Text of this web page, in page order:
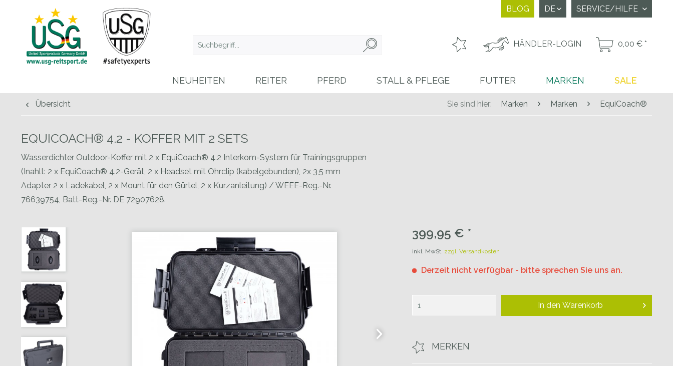
BLOG SERVICE/HILFE
HÄNDLER-LOGIN 0,00 € *
NEUHEITEN REITER PFERD STALL & PFLEGE FUTTER MARKEN SALE
Übersicht Sie sind hier: Marken Marken EquiCoach®
EQUICOACH® 4.2 - KOFFER MIT 2 SETS
Wasserdichter Outdoor-Koffer mit 2 x EquiCoach® 4.2 Interkom-System für Trainingsgruppen
(Inahlt: 2 x EquiCoach® 4.2-Gerät, 2 x Headset mit Ohrclip (kabelgebunden), 2x 3,5 mm
Adapter 2 x Ladekabel, 2 x Mount für den Gürtel, 2 x Kurzanleitung) / WEEE-Reg.-Nr.
76639754, Batt-Reg.-Nr. DE 72907628.
399,95 € *
inkl. MwSt. zzgl. Versandkosten
Derzeit nicht verfügbar - bitte sprechen Sie uns an.
In den Warenkorb
MERKEN